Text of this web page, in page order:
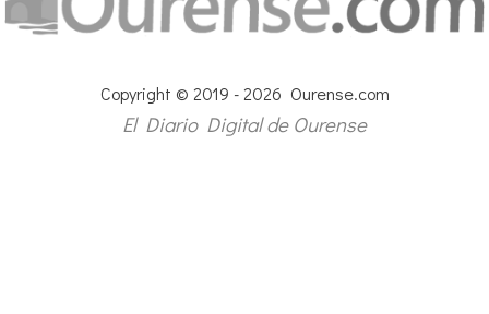
Copyright © 2019 - 2026 Ourense.com
El Diario Digital de Ourense